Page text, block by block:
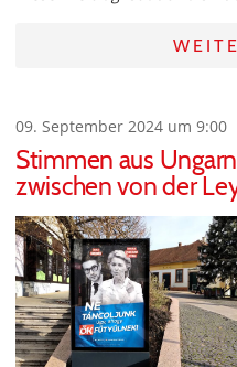
09. September 2024 um 9:00
Stimmen aus
zwischen von der